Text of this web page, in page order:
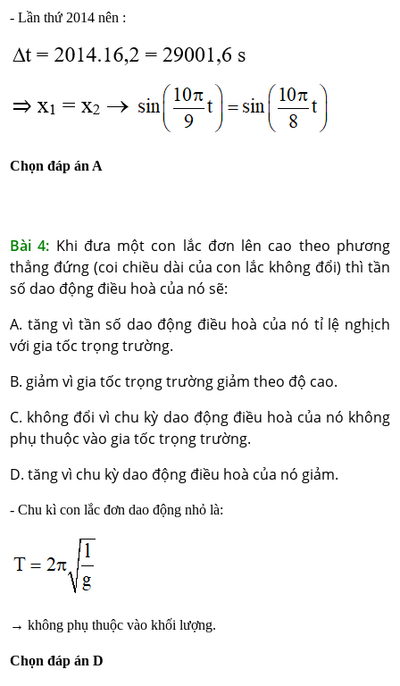
- Lần thứ 2014 nên :
Chọn đáp án A
Bài 4: Khi đưa một con lắc đơn lên cao theo phương
thẳng đứng (coi chiều dài của con lắc không đổi) thì tần
số dao động điều hoà của nó sẽ:
A. tăng vì tần số dao động điều hoà của nó tỉ lệ nghịch
với gia tốc trọng trường.
B. giảm vì gia tốc trọng trường giảm theo độ cao.
C. không đổi vì chu kỳ dao động điều hoà của nó không
phụ thuộc vào gia tốc trọng trường.
D. tăng vì chu kỳ dao động điều hoà của nó giảm.
- Chu kì con lắc đơn dao động nhỏ là:
→ không phụ thuộc vào khối lượng.
Chọn đáp án D